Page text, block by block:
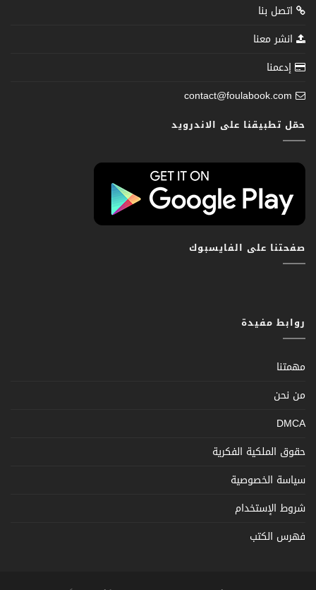
اتصل بنا
انشر معنا
إدعمنا
contact@foulabook.com
حمّل تطبيقنا على الاندرويد
صفحتنا على الفايسبوك
روابط مفيدة
مهمتنا
من نحن
DMCA
حقوق الملكية الفكرية
سياسة الخصوصية
شروط الإستخدام
فهرس الكتب